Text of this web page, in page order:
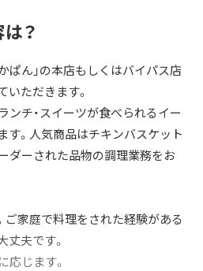
？
ぱん」の本店もしくはバイパス店
ただきます。
ンチ・スイーツが食べられるイー
す。人気商品はチキンバスケット
ダーされた品物の調理業務をお
ご家庭で料理をされた経験がある
夫です。
応じます。